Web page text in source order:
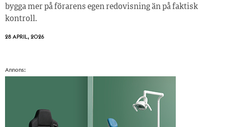
bygga mer på förarens egen redovisning än på faktisk
kontroll.
28 APRIL, 2026
Annons: